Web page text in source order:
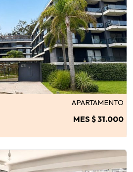
APARTAMENTO
MES $ 31.000